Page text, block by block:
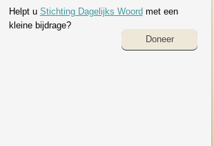
Helpt u Stichting Dagelijks Woord met een
kleine bijdrage?
Doneer